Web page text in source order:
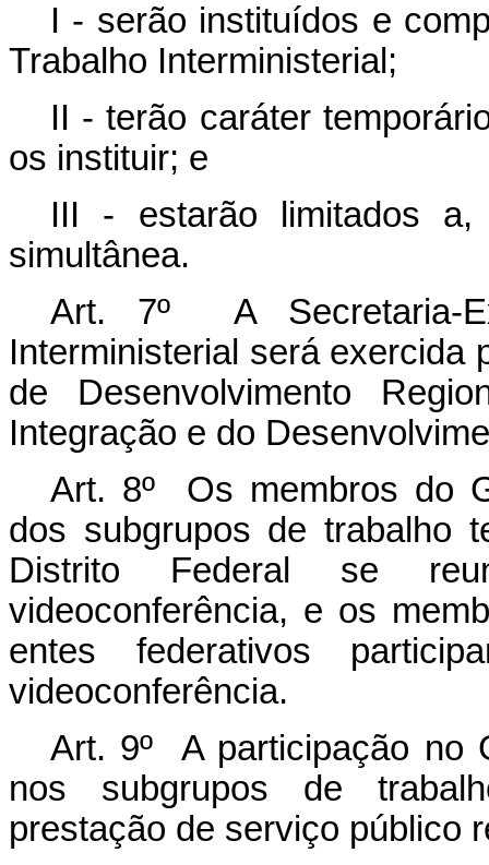
I - serão instituídos e
Trabalho Interministerial;
II - terão caráter
os instituir; e
III - estarão limitados a,
simultânea.
Art. 7º A Secretaria-
Interministerial será exercida
de Desenvolvimento
Integração e do
Art. 8º Os membros do
dos subgrupos de trabalho
Distrito Federal se
videoconferência, e os
entes federativos
videoconferência.
Art. 9º A participação no
nos subgrupos de
prestação de serviço público